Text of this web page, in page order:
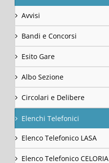
Avvisi
Bandi e Concorsi
Esito Gare
Albo Sezione
Circolari e Delibere
Elenchi Telefonici
Elenco Telefonico LASA
Elenco Telefonico CELORIA